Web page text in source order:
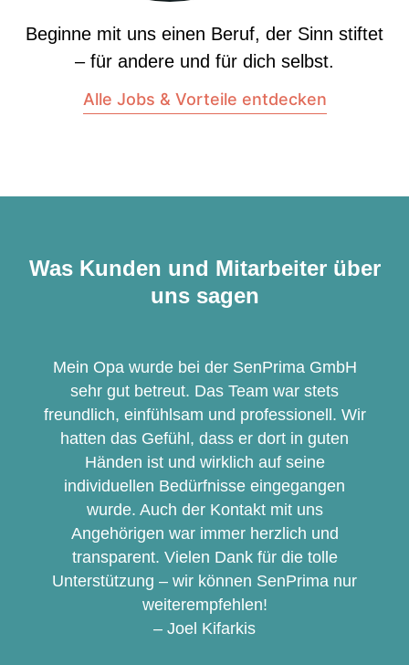
Beginne mit uns einen Beruf, der Sinn stiftet
– für andere und für dich selbst.
Alle Jobs & Vorteile entdecken
Was Kunden und Mitarbeiter über
uns sagen
Mein Opa wurde bei der SenPrima GmbH
sehr gut betreut. Das Team war stets
freundlich, einfühlsam und professionell. Wir
hatten das Gefühl, dass er dort in guten
Händen ist und wirklich auf seine
individuellen Bedürfnisse eingegangen
wurde. Auch der Kontakt mit uns
Angehörigen war immer herzlich und
transparent. Vielen Dank für die tolle
Unterstützung – wir können SenPrima nur
weiterempfehlen!
– Joel Kifarkis